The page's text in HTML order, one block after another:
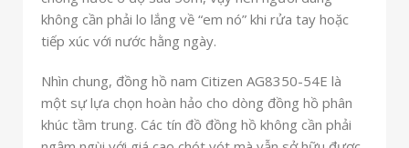
không cần phải lo lắng về “em nó” khi rửa tay hoặc
tiếp xúc với nước hằng ngày.
Nhìn chung, đồng hồ nam Citizen AG8350-54E là
một sự lựa chọn hoàn hảo cho dòng đồng hồ phân
khúc tầm trung. Các tín đồ đồng hồ không cần phải